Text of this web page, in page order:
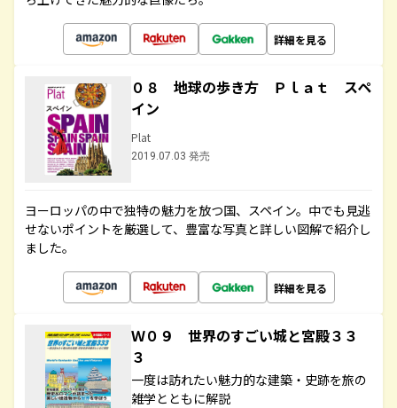
詳細を見る
０８ 地球の歩き方 Ｐｌａｔ スペ
イン
Plat
2019.07.03 発売
ヨーロッパの中で独特の魅力を放つ国、スペイン。中でも見逃
せないポイントを厳選して、豊富な写真と詳しい図解で紹介し
ました。
詳細を見る
Ｗ０９ 世界のすごい城と宮殿３３
３
一度は訪れたい魅力的な建築・史跡を旅の
雑学とともに解説